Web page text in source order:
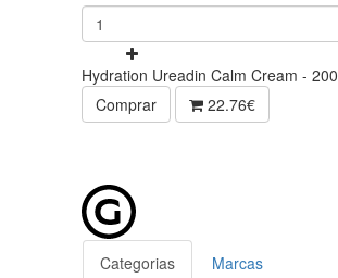
Hydration Ureadin Calm Cream -
Comprar
22.76€
Categorias Marcas